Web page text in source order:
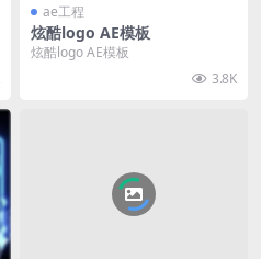
ae工程
炫酷logo AE模板
炫酷logo AE模板
3.8K